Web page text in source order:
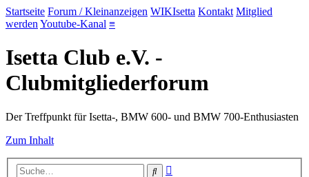
Startseite Forum / Kleinanzeigen WIKIsetta Kontakt Mitglied
werden Youtube-Kanal ≡
Isetta Club e.V. -
Clubmitgliederforum
Der Treffpunkt für Isetta-, BMW 600- und BMW 700-Enthusiasten
Zum Inhalt
Suche